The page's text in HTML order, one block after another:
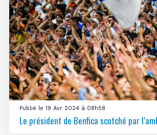
Publié le 19 Avr 2024 à 08h58
Le président de Benfica scotché par